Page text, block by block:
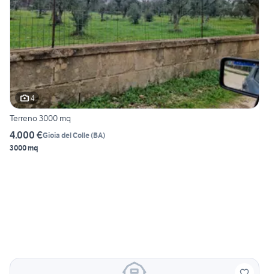
4
Terreno 3000 mq
4.000 €Gioia del Colle(BA)
3000 mq